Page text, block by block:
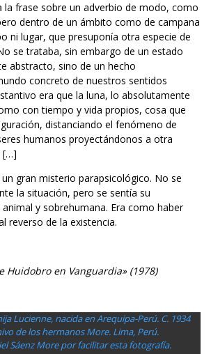
la frase sobre un adverbio de modo, como
dentro de un ámbito como de campana
ni lugar, que presuponía otra especie de
se trataba, sin embargo de un estado
abstracto, sino de un hecho
concreto de nuestros sentidos
era que la luna, lo absolutamente
con tiempo y vida propios, cosa que
distanciando el fenómeno de
humanos proyectándonos a otra
[…]
gran misterio parapsicológico. No se
la situación, pero se sentía su
y sobrehumana. Era como haber
reverso de la existencia.
Huidobro en Vanguardia» (1978)